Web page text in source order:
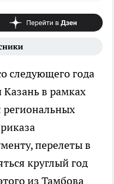
следующего года
в рамках
перелеты в
круглый год
из Тамбова